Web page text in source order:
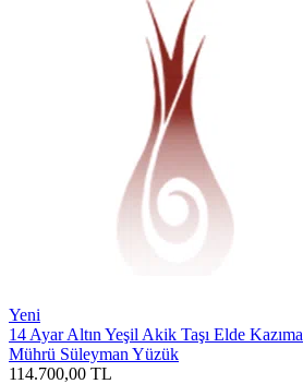
Yeni
14 Ayar Altın Yeşil Akik Taşı Elde Kazıma
Mührü Süleyman Yüzük
114.700,00 TL